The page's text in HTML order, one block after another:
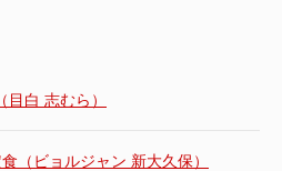
白 志むら）
（ビョルジャン 新大久保）